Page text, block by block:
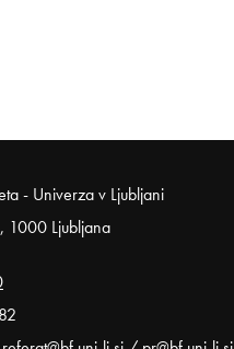
- Univerza v Ljubljani
1000 Ljubljana